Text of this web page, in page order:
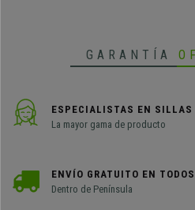
GARANTÍA
ESPECIALISTAS EN SILLAS
La mayor gama de producto
ENVÍO GRATUITO EN
Dentro de Península